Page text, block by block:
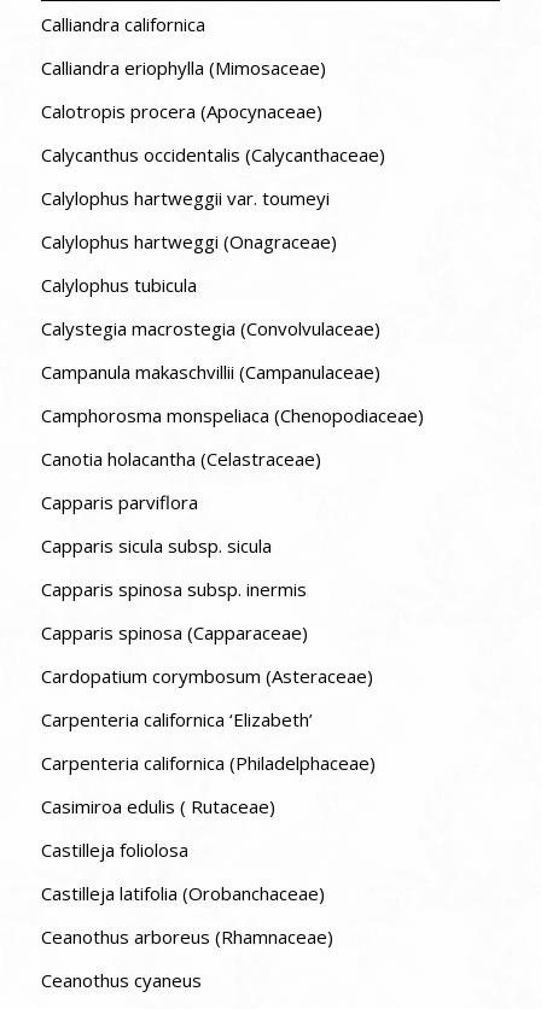
Calliandra californica
Calliandra eriophylla (Mimosaceae)
Calotropis procera (Apocynaceae)
Calycanthus occidentalis (Calycanthaceae)
Calylophus hartweggii var. toumeyi
Calylophus hartweggi (Onagraceae)
Calylophus tubicula
Calystegia macrostegia (Convolvulaceae)
Campanula makaschvillii (Campanulaceae)
Camphorosma monspeliaca (Chenopodiaceae)
Canotia holacantha (Celastraceae)
Capparis parviflora
Capparis sicula subsp. sicula
Capparis spinosa subsp. inermis
Capparis spinosa (Capparaceae)
Cardopatium corymbosum (Asteraceae)
Carpenteria californica ‘Elizabeth’
Carpenteria californica (Philadelphaceae)
Casimiroa edulis ( Rutaceae)
Castilleja foliolosa
Castilleja latifolia (Orobanchaceae)
Ceanothus arboreus (Rhamnaceae)
Ceanothus cyaneus